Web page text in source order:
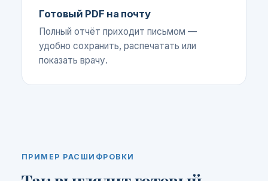
Готовый PDF на почту
Полный отчёт приходит письмом —
удобно сохранить, распечатать или
показать врачу.
ПРИМЕР РАСШИФРОВКИ